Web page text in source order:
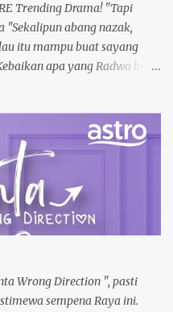
Trending Drama! "Tapi
"Sekalipun abang nazak,
itu mampu buat sayang
apa yang Radwa buat
Wrong Direction ", pasti
sempena Raya ini.